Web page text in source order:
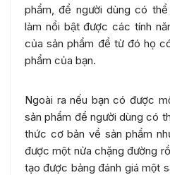
phẩm, để người dùng có
làm nổi bật được các tính
của sản phẩm để từ đó họ
phẩm của bạn.
Ngoài ra nếu bạn có được
sản phẩm để người dùng có
thức cơ bản về sản phẩm
được một nửa chặng đường
tạo được bảng đánh giá một